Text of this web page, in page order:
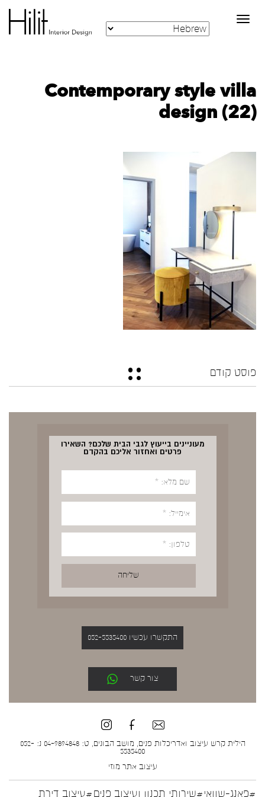
Toggle
navigation
Contemporary style villa
design (22)
פוסט קודם
מעוניינים בייעוץ לגבי הבית שלכם? השאירו
פרטים ואחזור אליכם בהקדם
התקשרו עכשיו 052-5535400
צור קשר
הילית קרש עיצוב ואדריכלות פנים, מושב הבונים, ט: 04-9894848 נ: 052-
5535400
עיצוב אתר מוזי
#פאנג-שוואי#שירותי תכנון ועיצוב פנים#עיצוב דירת